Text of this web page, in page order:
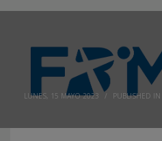
LUNES, 15 MAYO 2023 / PUBLISHED IN